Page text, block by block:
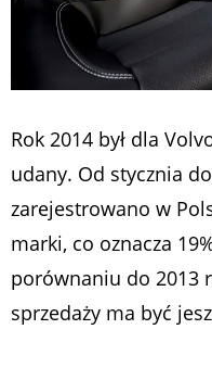
Rok 2014 był dla
udany. Od stycznia
zarejestrowano w
marki, co oznacza
porównaniu do 2013
sprzedaży ma być